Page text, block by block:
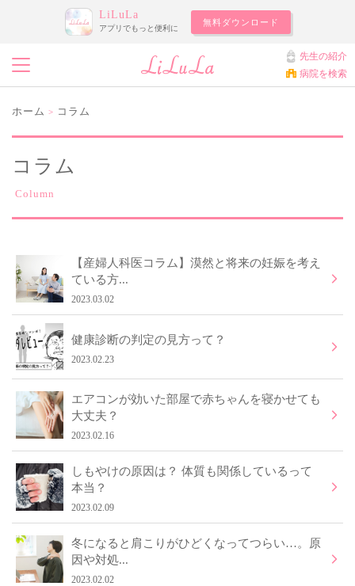
LiLuLa
アプリでもっと便利に
無料ダウンロード
先生の紹介
病院を検索
ホーム > コラム
コラム
Column
【産婦人科医コラム】漠然と将来の妊娠を考え
ている方...
2023.03.02
健康診断の判定の見方って？
2023.02.23
エアコンが効いた部屋で赤ちゃんを寝かせても
大丈夫？
2023.02.16
しもやけの原因は？ 体質も関係しているって
本当？
2023.02.09
冬になると肩こりがひどくなってつらい…。原
因や対処...
2023.02.02